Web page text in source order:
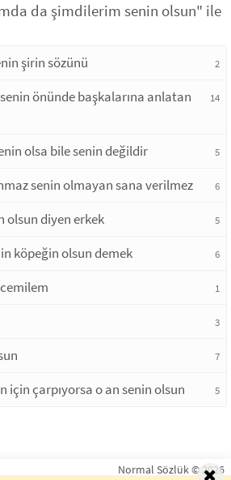
da şimdilerim senin olsun" ile
şirin sözünü 2
senin önünde başkalarına anlatan
14
olsa bile senin değildir 5
senin olmayan sana verilmez 6
olsun diyen erkek 5
köpeğin olsun demek 6
1
3
7
için çarpıyorsa o an senin olsun 5
Normal Sözlük © 2026